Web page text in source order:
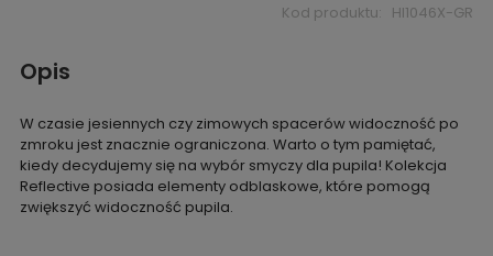
Kod produktu: HI1046X-GR
Opis
W czasie jesiennych czy zimowych spacerów widoczność po
zmroku jest znacznie ograniczona. Warto o tym pamiętać,
kiedy decydujemy się na wybór smyczy dla pupila! Kolekcja
Reflective posiada elementy odblaskowe, które pomogą
zwiększyć widoczność pupila.